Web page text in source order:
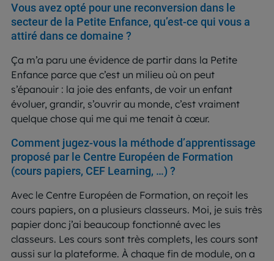
Vous avez opté pour une reconversion dans le
secteur de la Petite Enfance, qu’est-ce qui vous a
attiré dans ce domaine ?
Ça m’a paru une évidence de partir dans la Petite
Enfance parce que c’est un milieu où on peut
s’épanouir : la joie des enfants, de voir un enfant
évoluer, grandir, s’ouvrir au monde, c’est vraiment
quelque chose qui me qui me tenait à cœur.
Comment jugez-vous la méthode d’apprentissage
proposé par le Centre Européen de Formation
(cours papiers, CEF Learning, …) ?
Avec le Centre Européen de Formation, on reçoit les
cours papiers, on a plusieurs classeurs. Moi, je suis très
papier donc j’ai beaucoup fonctionné avec les
classeurs. Les cours sont très complets, les cours sont
aussi sur la plateforme. À chaque fin de module, on a